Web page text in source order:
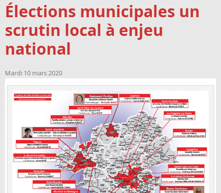
Élections municipales un
scrutin local à enjeu
national
Mardi 10 mars 2020